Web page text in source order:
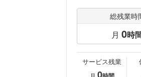
総残業時
月 0時
サービス残業
月